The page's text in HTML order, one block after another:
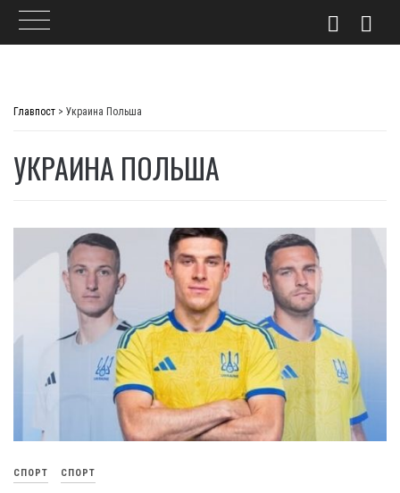
Главпост > Украина Польша
УКРАИНА ПОЛЬША
СПОРТ СПОРТ